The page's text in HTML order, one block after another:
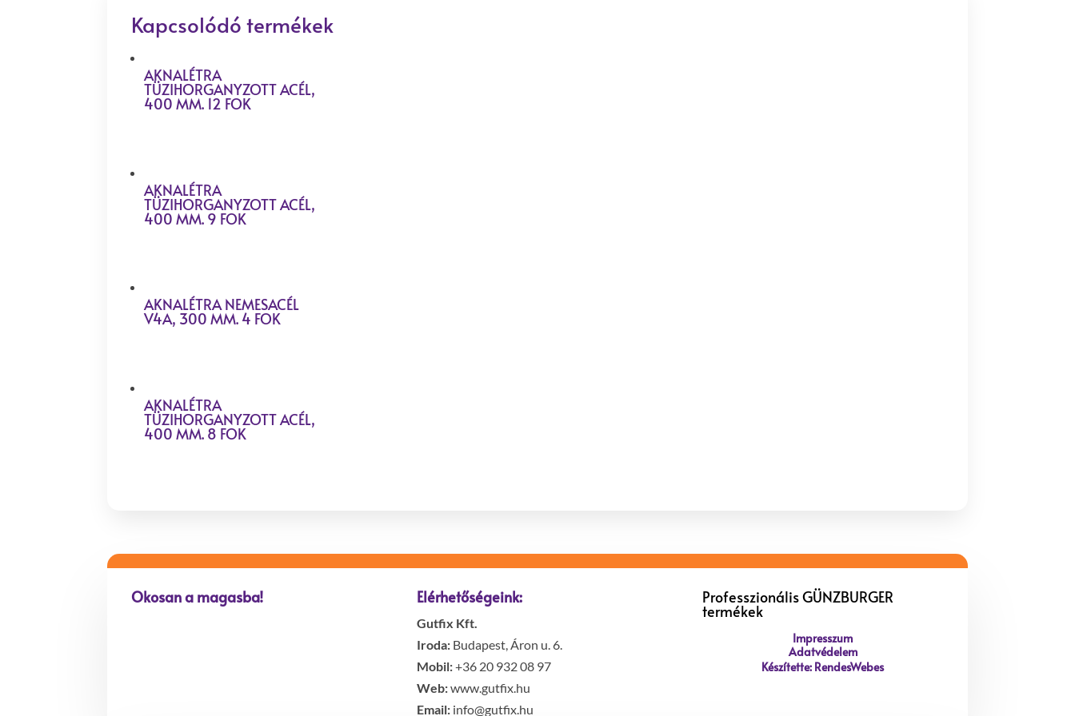
Kapcsolódó termékek
AKNALÉTRA
TÜZIHORGANYZOTT ACÉL,
400 MM. 12 FOK
AKNALÉTRA
TÜZIHORGANYZOTT ACÉL,
400 MM. 9 FOK
AKNALÉTRA NEMESACÉL
V4A, 300 MM. 4 FOK
AKNALÉTRA
TÜZIHORGANYZOTT ACÉL,
400 MM. 8 FOK
Okosan a magasba! Elérhetőségeink:
Gutfix Kft.
Iroda: Budapest, Áron u. 6.
Mobil:+36 20 932 08 97
Web:www.gutfix.hu
Email: info@gutfix.hu
Professzionális GÜNZBURGER
termékek
Impresszum
Adatvédelem
Készítette: RendesWebes